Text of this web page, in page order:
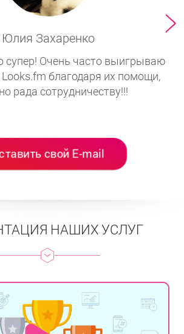
Юлия Захаренко
супер! Очень часто выигрываю
благодаря их помощи,
рада сотрудничеству!!!
свой E-mail
НАШИХ УСЛУГ